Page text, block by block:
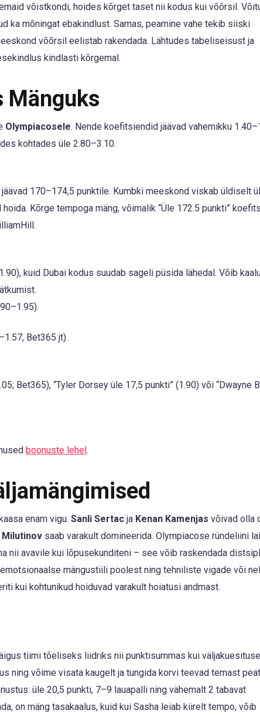
võistkondi, hoides kõrget taset nii kodus kui võõrsil.
ka mõningat ebakindlust. Samas, peamine vahe tekib siiski
võõrsil eelistab rakendada. Lähtudes tabeliseisust ja
kindlasti kõrgemal.
Mänguks
Olympiacosele. Nende koefitsiendid jäävad vahemikku
kohtades üle 2.80–3.10.
170–174,5 punktile. Kumbki meeskond viskab üldiselt
Kõrge tempoga mäng, võimalik “Üle 172.5 punkti”
kuid Dubai kodus suudab sageli püsida lähedal. Võib
Bet365 jt).
Bet365), “Tyler Dorsey üle 17,5 punkti” (1.90) või “Dwayne
boonuste lehel.
enam vigu. Sanli Sertac ja Kenan Kamenjas võivad olla
Milutinov saab varakult domineerida. Olympiacose ründeliini
nii avavile kui lõpusekunditeni – see võib raskendada
mängustiili poolest ning tehniliste vigade või
kui kohtunikud hoiduvad varakult hoiatusi andmast.
tiimi tõeliseks liidriks nii punktisummas kui
ning võime visata kaugelt ja tungida korvi teevad temast
üle 20,5 punkti, 7–9 lauapalli ning vähemalt 2 tabavat
on mäng tasakaalus, kuid kui Sasha leiab kiirelt tempo, võib